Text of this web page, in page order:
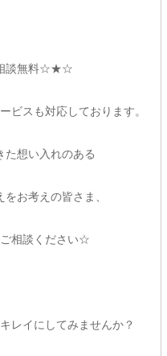
談無料☆★☆
ビスも対応しております。
た想い入れのある
お考えの皆さま、
相談ください☆
レイにしてみませんか？